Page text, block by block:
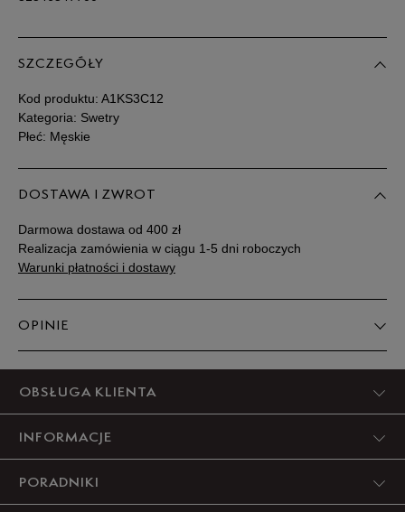
SZCZEGÓŁY
Kod produktu: A1KS3C12
Kategoria: Swetry
Płeć: Męskie
DOSTAWA I ZWROT
Darmowa dostawa od 400 zł
Realizacja zamówienia w ciągu 1-5 dni roboczych
Warunki płatności i dostawy
OPINIE
OBSŁUGA KLIENTA
INFORMACJE
PORADNIKI